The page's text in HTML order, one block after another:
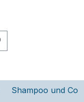
Shampoo und Co